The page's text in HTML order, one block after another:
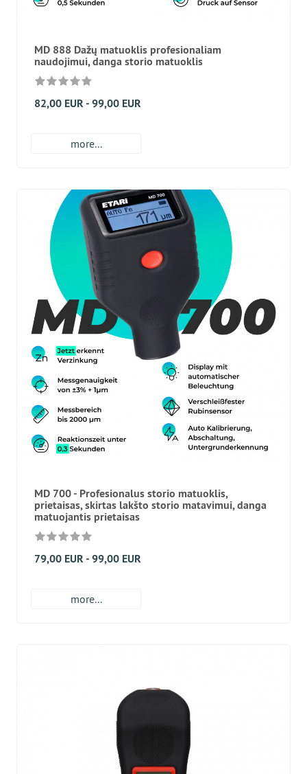
MD 888 Dažų matuoklis profesionaliam
naudojimui, danga storio matuoklis
82,00 EUR - 99,00 EUR
more...
MD 700 - Profesionalus storio matuoklis,
prietaisas, skirtas lakšto storio matavimui, danga
matuojantis prietaisas
79,00 EUR - 99,00 EUR
more...